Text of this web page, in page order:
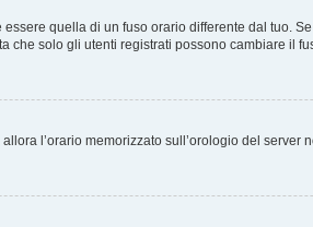
quella di un fuso orario differente dal tuo.
che solo gli utenti registrati possono cambiare il
l’orario memorizzato sull’orologio del server